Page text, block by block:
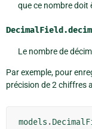
que ce nombre doit
DecimalField.
Le nombre de
Par exemple, pour
précision de 2 chiffres
models .